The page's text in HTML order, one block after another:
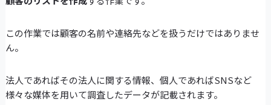
この作業では顧客の名前や連絡先などを扱うだけではありませ
ん。
法人であればその法人に関する情報、個人であればSNSなど
様々な媒体を用いて調査したデータが記載されます。